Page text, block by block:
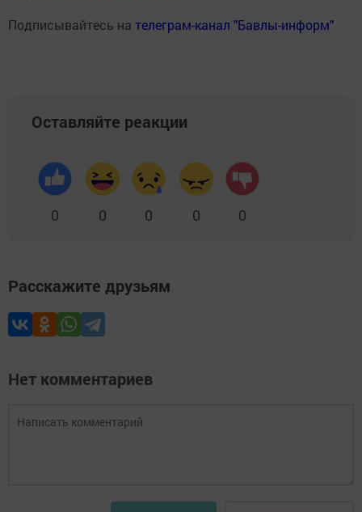
Подписывайтесь на телеграм-канал "Бавлы-информ"
Оставляйте реакции
0 0 0 0 0
Расскажите друзьям
Нет комментариев